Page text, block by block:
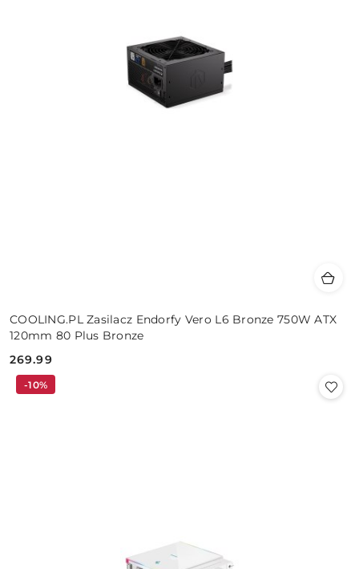
COOLING.PL Zasilacz Endorfy Vero L6 Bronze 750W ATX
120mm 80 Plus Bronze
Cena:
269.99
-10%